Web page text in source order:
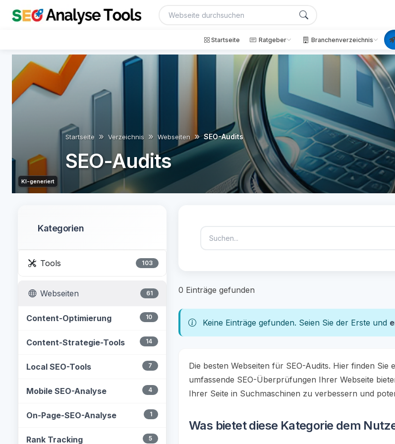
Startseite Ratgeber Branchenverzeichnis
KI-generiert
Startseite Verzeichnis Webseiten SEO-Audits
SEO-Audits
Kategorien
Tools 103
Webseiten 61
Content-Optimierung 10
Content-Strategie-Tools 14
Local SEO-Tools 7
Mobile SEO-Analyse 4
On-Page-SEO-Analyse 1
Rank Tracking 5
0 Einträge gefunden
Keine Einträge gefunden. Seien Sie der Erste und
Die besten Webseiten für SEO-Audits. Hier finden
umfassende SEO-Überprüfungen Ihrer Webseite
Ihrer Seite in Suchmaschinen zu verbessern und
Was bietet diese Kategorie dem